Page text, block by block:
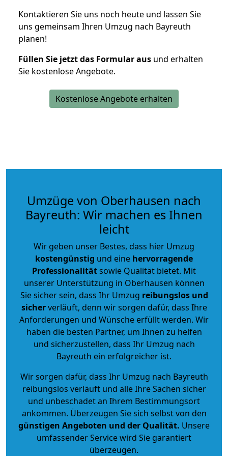
Kontaktieren Sie uns noch heute und lassen Sie
uns gemeinsam Ihren Umzug nach Bayreuth
planen!
Füllen Sie jetzt das Formular aus und erhalten
Sie kostenlose Angebote.
Kostenlose Angebote erhalten
Umzüge von Oberhausen nach
Bayreuth: Wir machen es Ihnen
leicht
Wir geben unser Bestes, dass hier Umzug
kostengünstig und eine hervorragende
Professionalitätsowie Qualität bietet. Mit
unserer Unterstützung in Oberhausen können
Sie sicher sein, dass Ihr Umzug reibungslos und
sicherverläuft, denn wir sorgen dafür, dass Ihre
Anforderungen und Wünsche erfüllt werden. Wir
haben die besten Partner, um Ihnen zu helfen
und sicherzustellen, dass Ihr Umzug nach
Bayreuth ein erfolgreicher ist.
Wir sorgen dafür, dass Ihr Umzug nach Bayreuth
reibungslos verläuft und alle Ihre Sachen sicher
und unbeschadet an Ihrem Bestimmungsort
ankommen. Überzeugen Sie sich selbst von den
günstigen Angeboten und der Qualität. Unsere
umfassender Service wird Sie garantiert
überzeugen.